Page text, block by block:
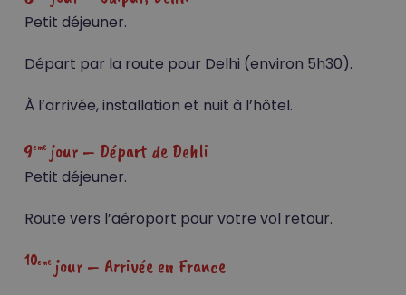
Votre panier est vide.
Go To Shop
Petit déjeuner.
Départ par la route pour Delhi (environ 5h30).
À l’arrivée, installation et nuit à l’hôtel.
9emejour – Départ de Dehli
Petit déjeuner.
Route vers l’aéroport pour votre vol retour.
10emejour – Arrivée en France